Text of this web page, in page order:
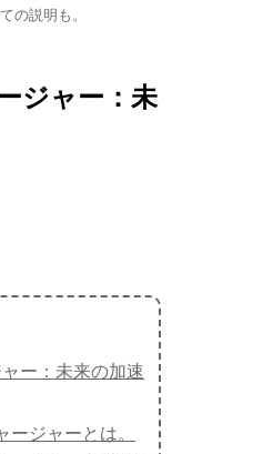
の説明も。
ジャー：未
ー：未来の加速
ージャーとは。